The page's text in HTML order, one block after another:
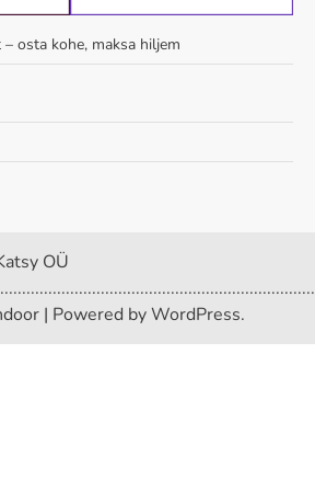
osta kohe, maksa hiljem
OÜ
| Powered byWordPress.